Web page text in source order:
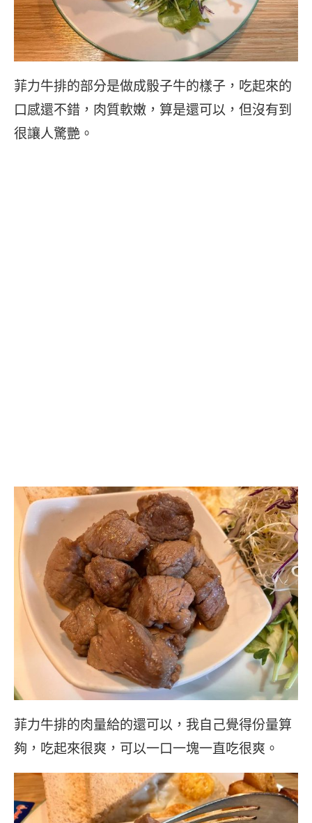
菲力牛排的部分是做成骰子牛的樣子，吃起來的
口感還不錯，肉質軟嫩，算是還可以，但沒有到
很讓人驚艷。
菲力牛排的肉量給的還可以，我自己覺得份量算
夠，吃起來很爽，可以一口一塊一直吃很爽。